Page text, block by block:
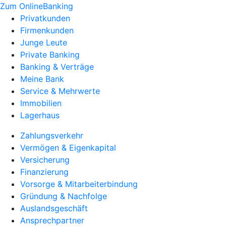
Zum OnlineBanking
Privatkunden
Firmenkunden
Junge Leute
Private Banking
Banking & Verträge
Meine Bank
Service & Mehrwerte
Immobilien
Lagerhaus
Zahlungsverkehr
Vermögen & Eigenkapital
Versicherung
Finanzierung
Vorsorge & Mitarbeiterbindung
Gründung & Nachfolge
Auslandsgeschäft
Ansprechpartner